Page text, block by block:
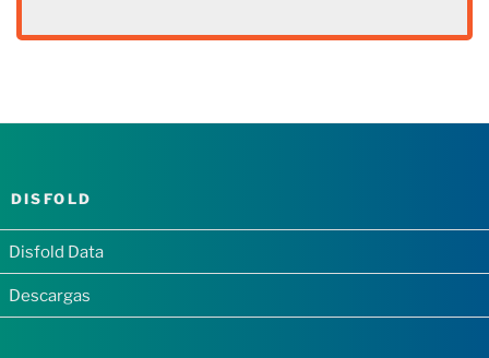
DISFOLD
Disfold Data
Descargas